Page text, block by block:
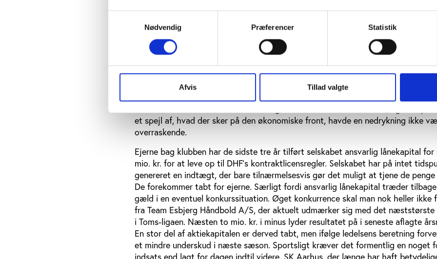
Nødvendig
Præferencer Statistik
Afvis Tillad valgte
var på sit allerhøjeste. Set i lyset af, at de økonomiske krav siden er skærpet, ser
meget svært ud.
Rekordunderskud
Aalborg DH er heller ikke just godt kørende. Økonomisk holder nordjyderne uden
sammenligning rekorden i underskud. I det nyligt afsluttede årsregnskab endte
et spejl af, hvad der sker på den økonomiske front, havde en nedrykning ikke
overraskende.
Ejerne bag klubben har de sidste tre år tilført selskabet ansvarlig lånekapital for
mio. kr. for at leve op til DHF's kontraktlicensregler. Selskabet har på intet
genereret en indtægt, der bare tilnærmelsesvis gør det muligt at tjene de penge
De forekommer tabt for ejerne. Særligt fordi ansvarlig lånekapital træder
gæld i en eventuel konkurssituation. Øget konkurrence skal man nok heller ikke
fra Team Esbjerg Håndbold A/S, der aktuelt udmærker sig med det næststørste
i Toms-ligaen. Næsten to mio. kr. i minus lyder resultatet på i seneste aflagte
En stor del af aktiekapitalen er derved tabt, men ifølge ledelsens beretning
et mindre underskud i næste sæson. Sportsligt kræver det formentlig en noget
indsats end lagt for dagen indtil videre. SK Aarhus, der længe har haft